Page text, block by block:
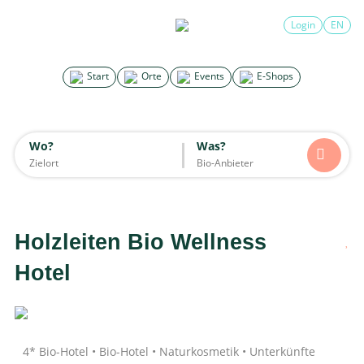
Start Orte Events E-Shops
Login EN
Wo? Was?
×
Alle Essen & Trinken Unterkünfte Mode
Wohnen
Holzleiten Bio Wellness
Hotel
4* Bio-Hotel • Bio-Hotel • Naturkosmetik • Unterkünfte